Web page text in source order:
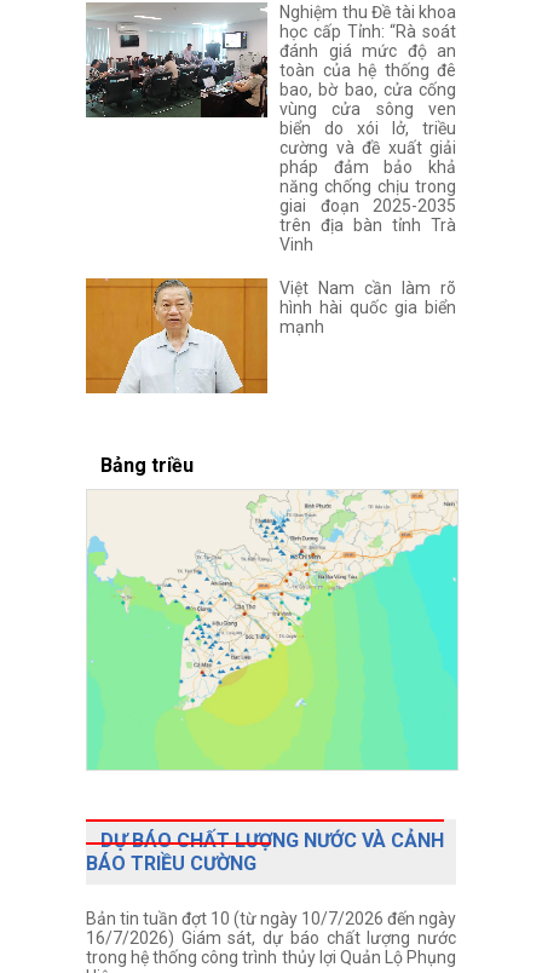
Nghiệm thu Đề tài khoa
học cấp Tỉnh: “Rà soát
đánh giá mức độ an
toàn của hệ thống đê
bao, bờ bao, cửa cống
vùng cửa sông ven
biển do xói lở, triều
cường và đề xuất giải
pháp đảm bảo khả
năng chống chịu trong
giai đoạn 2025-2035
trên địa bàn tỉnh Trà
Vinh
Việt Nam cần làm rõ
hình hài quốc gia biển
mạnh
Bảng triều
DỰ BÁO CHẤT LƯỢNG NƯỚC VÀ CẢNH
BÁO TRIỀU CƯỜNG
Bản tin tuần đợt 10 (từ ngày 10/7/2026 đến ngày
16/7/2026) Giám sát, dự báo chất lượng nước
trong hệ thống công trình thủy lợi Quản Lộ Phụng